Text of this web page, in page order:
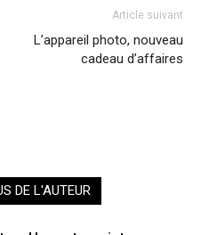
Article suivant
L’appareil photo, nouveau
cadeau d’affaires
DE L'AUTEUR